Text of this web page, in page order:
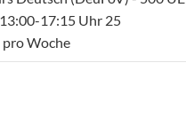
17:15 Uhr 25
Woche